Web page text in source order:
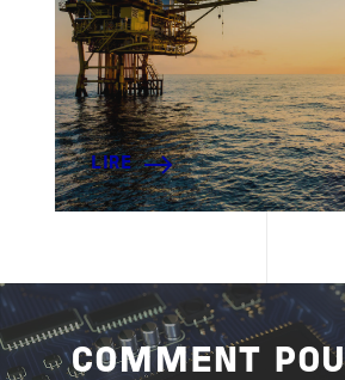
LIRE
COMMENT